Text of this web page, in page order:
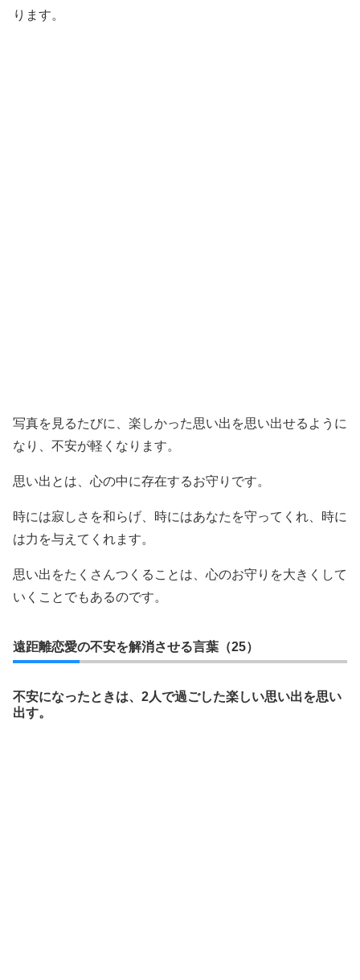
ります。
写真を見るたびに、楽しかった思い出を思い出せるように
なり、不安が軽くなります。
思い出とは、心の中に存在するお守りです。
時には寂しさを和らげ、時にはあなたを守ってくれ、時に
は力を与えてくれます。
思い出をたくさんつくることは、心のお守りを大きくして
いくことでもあるのです。
遠距離恋愛の不安を解消させる言葉（25）
不安になったときは、2人で過ごした楽しい思い出を思い
出す。